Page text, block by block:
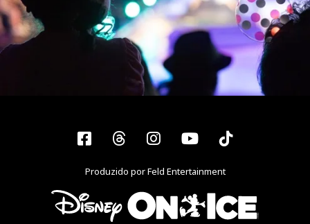
Facebook
ThreadsInstagram
YouTubeTiktok
Produzido por Feld Entertainment